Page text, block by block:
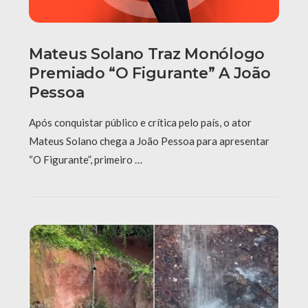
Mateus Solano Traz Monólogo
Premiado “O Figurante” A João
Pessoa
Após conquistar público e crítica pelo país, o ator
Mateus Solano chega a João Pessoa para apresentar
“O Figurante”, primeiro …